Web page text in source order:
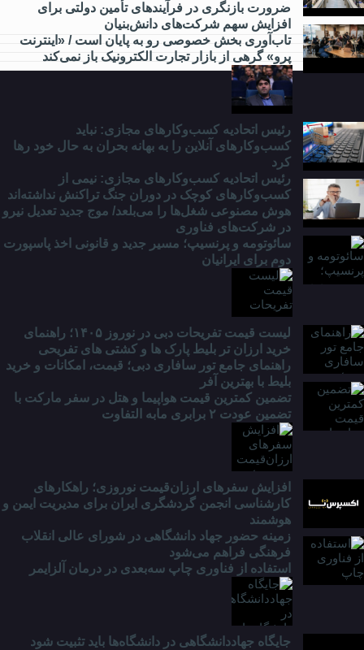
ضرورت بازنگری در فرآیندهای تأمین دولتی برای
افزایش سهم شرکت‌های دانش‌بنیان
تاب‌آوری بخش خصوصی رو به پایان است / «اینترنت
پرو» گرهی از بازار تجارت الکترونیک باز نمی‌کند
رئیس اتحادیه کسب‌وکارهای مجازی: نباید
کسب‌وکارهای آنلاین را به بهانه بحران به حال خود رها
کرد
رئیس اتحادیه کسب‌وکارهای مجازی: نیمی از
کسب‌وکارهای کوچک در دوران جنگ‌ تراکنش نداشته‌اند
هوش مصنوعی شغل‌ها را می‌بلعد/ موج جدید تعدیل نیرو
در شرکت‌های فناوری
سائوتومه و پرنسیپ؛ مسیر جدید و قانونی اخذ پاسپورت
دوم برای ایرانیان
لیست قیمت تفریحات دبی در نوروز ۱۴۰۵؛ راهنمای
خرید ارزان تر بلیط پارک ها و کشتی های تفریحی
راهنمای جامع تور سافاری دبی؛ قیمت، امکانات و خرید
بلیط با بهترین آفر
تضمین کمترین قیمت هواپیما و هتل در سفر مارکت با
تضمین عودت ۲ برابری مابه التفاوت
افزایش سفرهای ارزان‌قیمت نوروزی؛ راهکارهای
کارشناسی انجمن گردشگری ایران برای مدیریت ایمن و
هوشمند
از
مدارس
دانشگاه
چه
خبر؟
زمینه حضور جهاد دانشگاهی در شورای عالی انقلاب
فرهنگی فراهم می‌شود
استفاده از فناوری چاپ سه‌بعدی در درمان آلزایمر
جایگاه جهاددانشگاهی در دانشگاه‌ها باید تثبیت شود